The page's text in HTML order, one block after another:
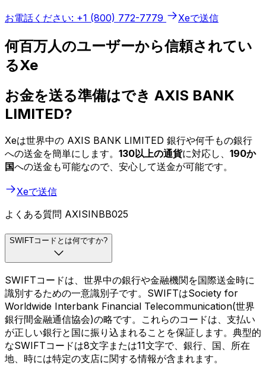
お電話ください: +1 (800) 772-7779 Xeで送信
何百万人のユーザーから信頼されてい
るXe
お金を送る準備はでき AXIS BANK
LIMITED?
Xeは世界中の AXIS BANK LIMITED 銀行や何千もの銀行
への送金を簡単にします。 130以上の通貨に対応し、 190か
国への送金も可能なので、安心して送金が可能です。
Xeで送信
よくある質問 AXISINBB025
SWIFTコードとは何ですか?
SWIFTコードは、世界中の銀行や金融機関を国際送金時に
識別するための一意識別子です。SWIFTはSociety for
Worldwide Interbank Financial Telecommunication(世界
銀行間金融通信協会)の略です。これらのコードは、支払い
が正しい銀行と国に振り込まれることを保証します。典型的
なSWIFTコードは8文字または11文字で、銀行、国、所在
地、時には特定の支店に関する情報が含まれます。